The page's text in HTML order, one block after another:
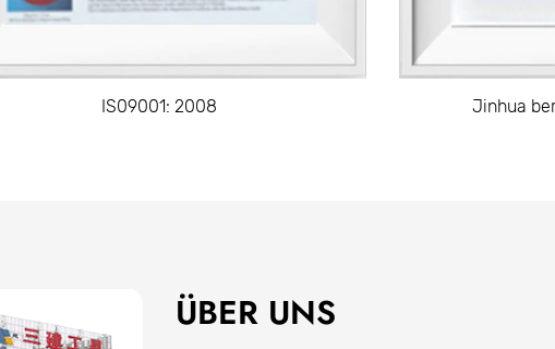
Pinsels zu verlängern und seine Reinigungswirksamkeit
Der Griff ist auch korrosionsresistent, um sicherzustellen, dass das
Drahtbürsten sind ideal, um Rost von Metalloberflächen zu entfernen.
IS09001: 2008 Jinhua
ÜBER UNS